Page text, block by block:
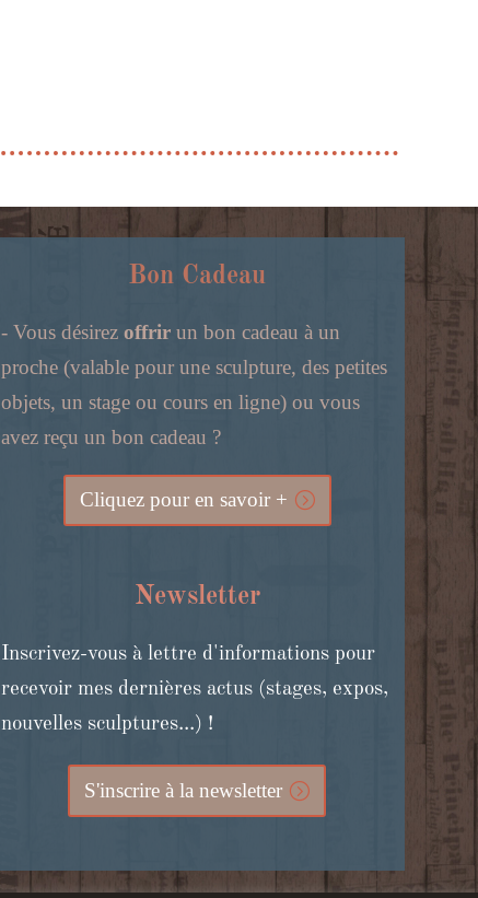
Bon Cadeau
- Vous désirez offrir un bon cadeau à un
proche (valable pour une sculpture, des petites
objets, un stage ou cours en ligne) ou vous
avez reçu un bon cadeau ?
Cliquez pour en savoir +
Newsletter
Inscrivez-vous à lettre d'informations pour
recevoir mes dernières actus (stages, expos,
nouvelles sculptures...) !
S'inscrire à la newsletter